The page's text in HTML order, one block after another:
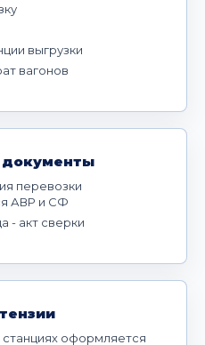
выгрузки
вагонов
перевозки
АВР и СФ
- акт сверки
оформляется